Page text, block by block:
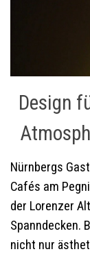
Design
Nürnbergs
Cafés am
der Lorenzer
Spanndecken.
nicht nur